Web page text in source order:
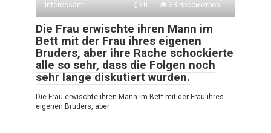
Interessant
0 33 просмотров
Die Frau erwischte ihren Mann im
Bett mit der Frau ihres eigenen
Bruders, aber ihre Rache schockierte
alle so sehr, dass die Folgen noch
sehr lange diskutiert wurden.
Die Frau erwischte ihren Mann im Bett mit der Frau ihres
eigenen Bruders, aber